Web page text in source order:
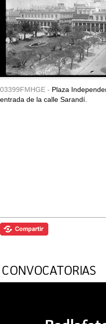
03399FMHGE - Plaza
entrada de la calle Sarandí.